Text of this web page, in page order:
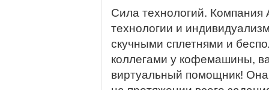
Сила технологий. Компания
технологии и
скучными сплетнями и
коллегами у кофемашины,
виртуальный помощник!